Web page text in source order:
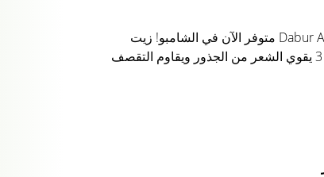
غذاء موثوق به من Dabur Amla متوفر الآن في الشامبو! زيت
السمك المدعم بأوميغا 3 يقوي الشعر من الجذور ويقاوم التقصف